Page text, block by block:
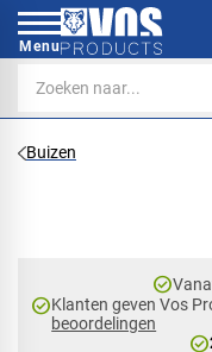
Menu
Buizen
check_circle
check_circleKlanten geven Vos
beoordelingen
check_circle